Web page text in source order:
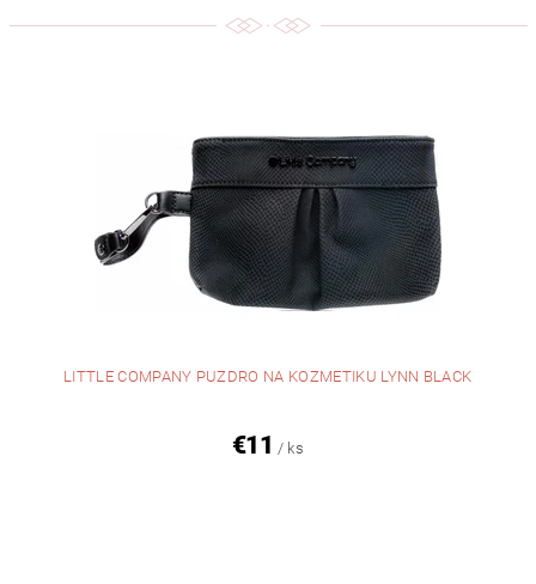
LITTLE COMPANY PUZDRO NA KOZMETIKU LYNN BLACK
€11 / ks